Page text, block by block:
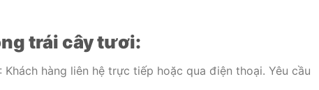
trái cây tươi:
: Khách hàng liên hệ trực tiếp hoặc qua điện thoại. Yêu cầu